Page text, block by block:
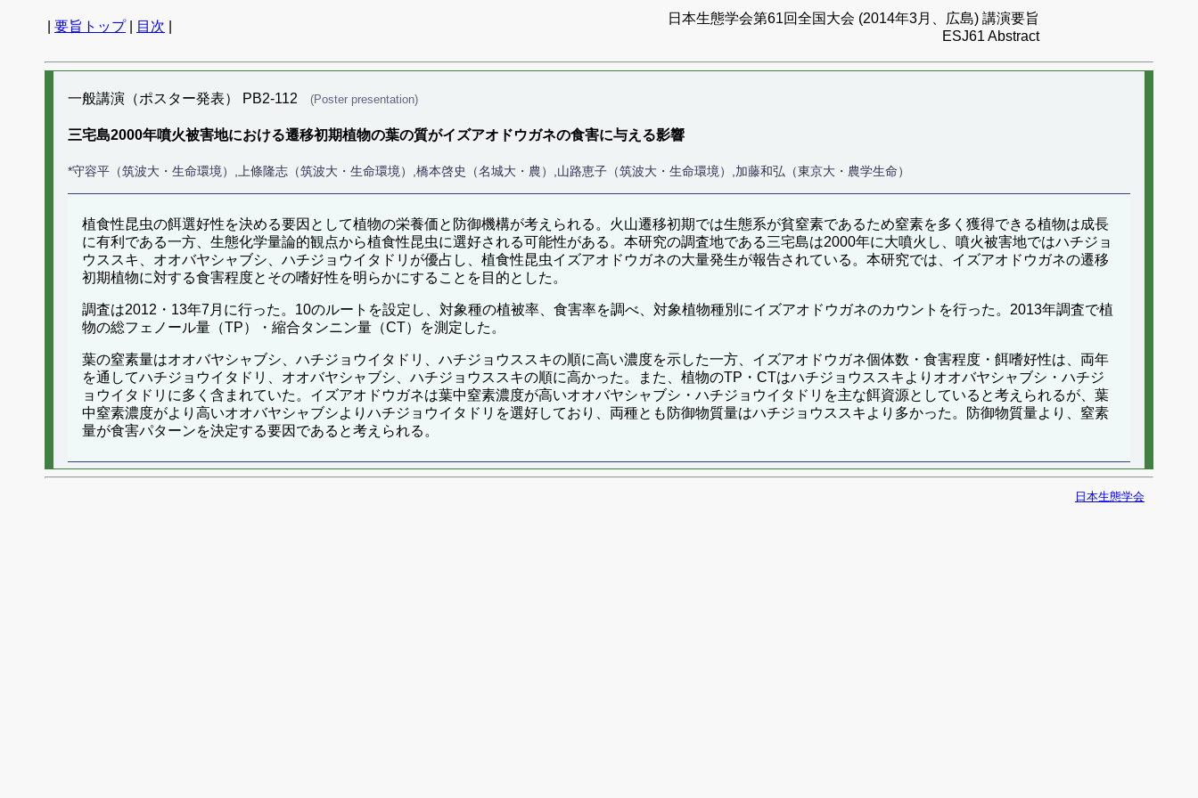
要旨トップ| 目次
日本生態学会第61回全国大会 (2014年3月、広島) 講演要旨
ESJ61 Abstract
一般講演（ポスター発表） PB2-112 (Poster presentation)
三宅島2000年噴火被害地における遷移初期植物の葉の質がイズアオドウガネの食害に与える影響
*守容平（筑波大・生命環境）,上條隆志（筑波大・生命環境）,橋本啓史（名城大・農）,山路恵子（筑波大・生命環境）,加藤和弘（東京大・農学生命）
植食性昆虫の餌選好性を決める要因として植物の栄養価と防御機構が考えられる。火山遷移初期では生態系が貧窒素であるため窒素を多く獲得できる植物は成長
に有利である一方、生態化学量論的観点から植食性昆虫に選好される可能性がある。本研究の調査地である三宅島は2000年に大噴火し、噴火被害地ではハチジョ
ウススキ、オオバヤシャブシ、ハチジョウイタドリが優占し、植食性昆虫イズアオドウガネの大量発生が報告されている。本研究では、イズアオドウガネの遷移
初期植物に対する食害程度とその嗜好性を明らかにすることを目的とした。
調査は2012・13年7月に行った。10のルートを設定し、対象種の植被率、食害率を調べ、対象植物種別にイズアオドウガネのカウントを行った。2013年調査で植
物の総フェノール量（TP）・縮合タンニン量（CT）を測定した。
葉の窒素量はオオバヤシャブシ、ハチジョウイタドリ、ハチジョウススキの順に高い濃度を示した一方、イズアオドウガネ個体数・食害程度・餌嗜好性は、両年
を通してハチジョウイタドリ、オオバヤシャブシ、ハチジョウススキの順に高かった。また、植物のTP・CTはハチジョウススキよりオオバヤシャブシ・ハチジ
ョウイタドリに多く含まれていた。イズアオドウガネは葉中窒素濃度が高いオオバヤシャブシ・ハチジョウイタドリを主な餌資源としていると考えられるが、葉
中窒素濃度がより高いオオバヤシャブシよりハチジョウイタドリを選好しており、両種とも防御物質量はハチジョウススキより多かった。防御物質量より、窒素
量が食害パターンを決定する要因であると考えられる。
日本生態学会